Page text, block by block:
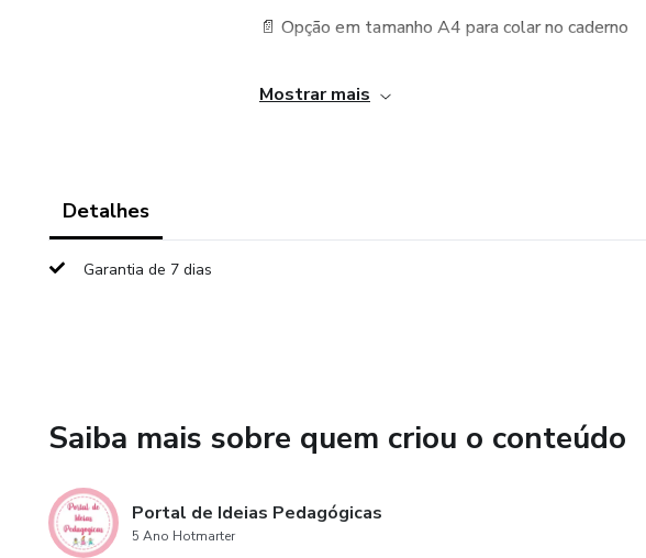
📄 Opção em tamanho A4 para colar no caderno
📚 Total de 12 páginas
Mostrar mais
Detalhes
Garantia de 7 dias
Saiba mais sobre quem criou o conteúdo
Portal de Ideias Pedagógicas
5 Ano Hotmarter